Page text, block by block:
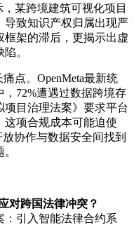
某跨境建筑可视化项目
导致知识产权归属出现严
架的滞后，更揭示出虚
。
点。OpenMeta最新统
72%遭遇过数据跨境存
目治理法案》要求平台
这项合规成本可能迫使
协作与数据安全间找到
对跨国法律冲突？
引入智能法律合约系